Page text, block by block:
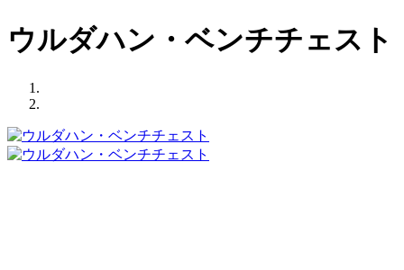
ウルダハン・ベンチチェスト